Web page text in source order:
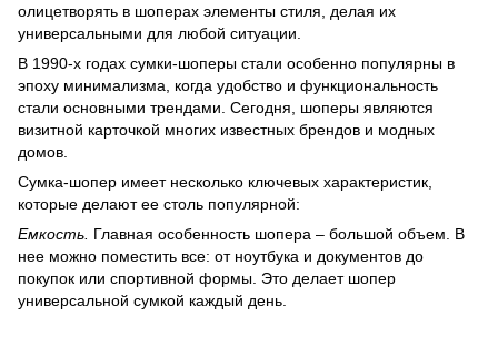
олицетворять в шоперах элементы стиля, делая их
универсальными для любой ситуации.
В 1990-х годах сумки-шоперы стали особенно популярны в
эпоху минимализма, когда удобство и функциональность
стали основными трендами. Сегодня, шоперы являются
визитной карточкой многих известных брендов и модных
домов.
Сумка-шопер имеет несколько ключевых характеристик,
которые делают ее столь популярной:
Емкость. Главная особенность шопера – большой объем. В
нее можно поместить все: от ноутбука и документов до
покупок или спортивной формы. Это делает шопер
универсальной сумкой каждый день.